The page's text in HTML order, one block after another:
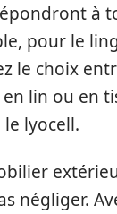
à
pour le
le choix
lin ou en
lyocell.
négliger.